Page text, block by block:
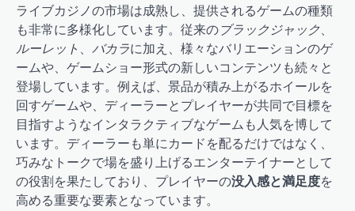
ライブカジノの市場は成熟し、提供されるゲームの種類
も非常に多様化しています。従来のブラックジャック、
ルーレット 、 バカラに加え、様々なバリエーションのゲ
ームや、ゲームショー形式の新しいコンテンツも続々と
登場しています。例えば、景品が積み上がるホイールを
回すゲームや、ディーラーとプレイヤーが共同で目標を
目指すようなインタラクティブなゲームも人気を博して
います。ディーラーも単にカードを配るだけではなく、
巧みなトークで場を盛り上げるエンターテイナーとして
の役割を果たしており、プレイヤーの没入感と満足度を
高める重要な要素となっています。